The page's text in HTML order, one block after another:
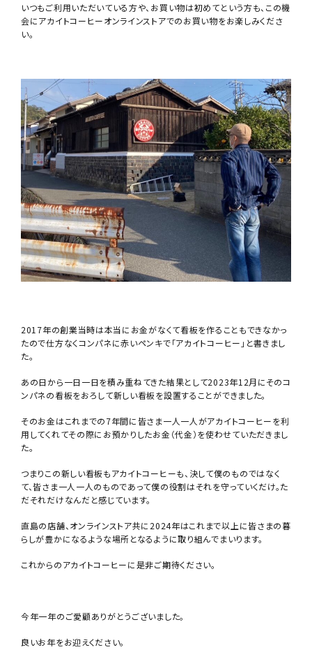
いつもご利用いただいている方や、お買い物は初めてという方も、この機
会にアカイトコーヒーオンラインストアでのお買い物をお楽しみくださ
い。
2017年の創業当時は本当にお金がなくて看板を作ることもできなかっ
たので仕方なくコンパネに赤いペンキで「アカイトコーヒー」と書きまし
た。
あの日から一日一日を積み重ねてきた結果として2023年12月にそのコ
ンパネの看板をおろして新しい看板を設置することができました。
そのお金はこれまでの7年間に皆さま一人一人がアカイトコーヒーを利
用してくれてその際にお預かりしたお金（代金）を使わせていただきまし
た。
つまりこの新しい看板もアカイトコーヒーも、決して僕のものではなく
て、皆さま一人一人のものであって僕の役割はそれを守っていくだけ。た
だそれだけなんだと感じています。
直島の店舗、オンラインストア共に2024年はこれまで以上に皆さまの暮
らしが豊かになるような場所となるように取り組んでまいります。
これからのアカイトコーヒーに是非ご期待ください。
今年一年のご愛顧ありがとうございました。
良いお年をお迎えください。